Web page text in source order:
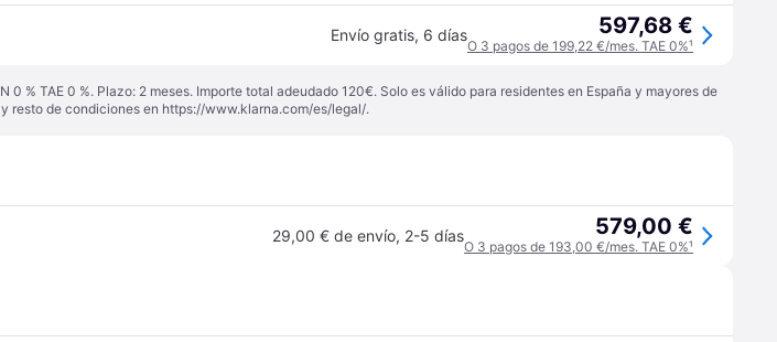
Envío gratis, 6 días 597,68 €
O 3 pagos de 199,22 €/mes. TAE 0%¹
% TAE 0 %. Plazo: 2 meses. Importe total adeudado 120€. Solo es válido para residentes en España y mayores de
resto de condiciones en https://www.klarna.com/es/legal/.
29,00 € de envío, 2-5 días 579,00 €
O 3 pagos de 193,00 €/mes. TAE 0%¹